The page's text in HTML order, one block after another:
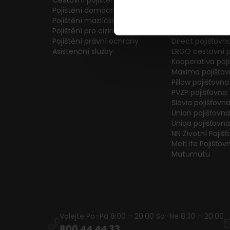
Pojištění domácnosti
Pojištění mazlíčků
Pojištění pro cizince
Pojištění právní ochrany
Asistenční služby
Direct
ERGO cestovní
Kooperativa
Maxima
Pillow pojišťovna
PVZP pojišťovna
Slavia pojišťovna
Union pojišťovna
Uniqa pojišťovna
NN Životní
MetLife
Mutumutu
Volejte Po–Pá 8:00 – 20:00 So–Ne 8:30 – 20:00